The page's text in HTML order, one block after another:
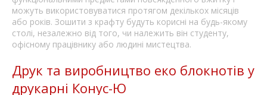
можуть використовуватися протягом декількох місяців
або років. Зошити з крафту будуть корисні на будь-якому
столі, незалежно від того, чи належить він студенту,
офісному працівнику або людині мистецтва.
Друк та виробництво еко блокнотів у
друкарні Конус-Ю